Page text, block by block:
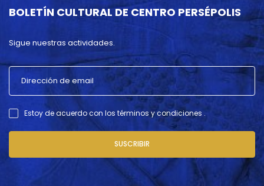
BOLETÍN CULTURAL DE CENTRO PERSÉPOLIS
Sigue nuestras actividades.
Estoy de acuerdo con los términos y condiciones .
SUSCRIBIR